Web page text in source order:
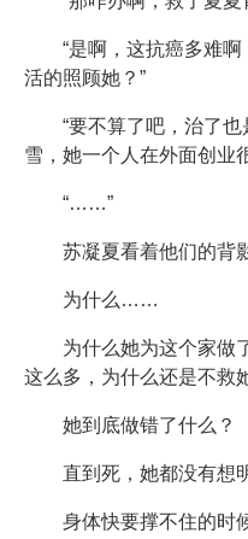
“是啊，这抗癌多难
活的照顾她？”
“要不算了吧，治了
雪，她一个人在外面创业
“……”
苏凝夏看着他们的背
为什么……
为什么她为这个家做
这么多，为什么还是不
她到底做错了什么？
直到死，她都没有想
身体快要撑不住的时